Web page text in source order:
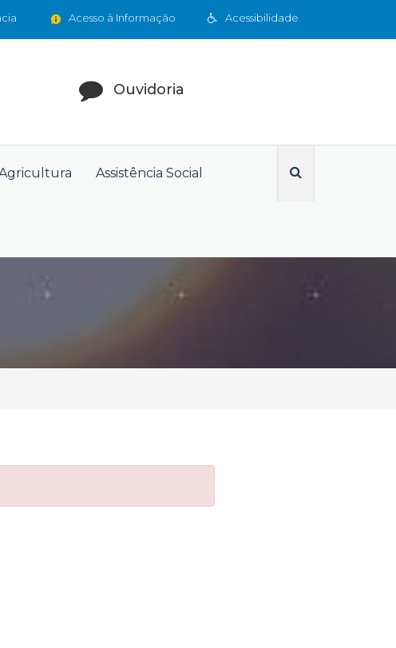
Acessibilidade
Acesso à Informação
Ouvidoria
Assistência Social